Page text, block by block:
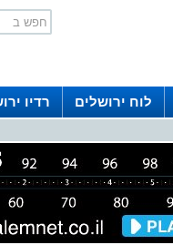
לוח ירושלים
רדיו